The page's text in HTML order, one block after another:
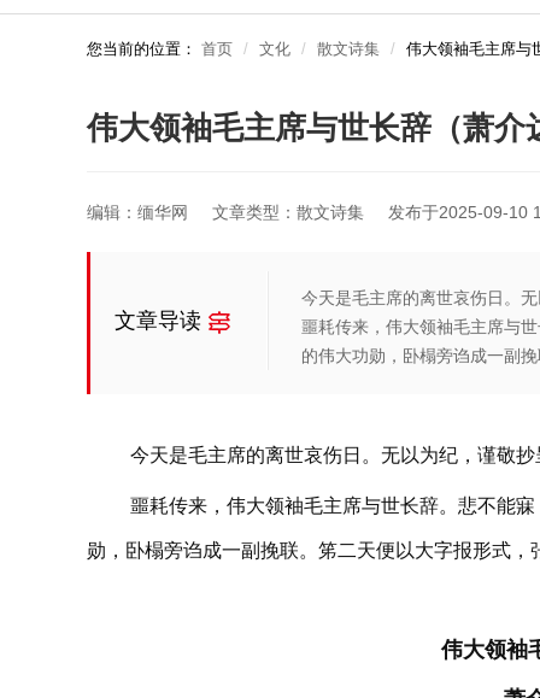
您当前的位置： 首页 文化 散文诗集 伟大领袖毛主席与
伟大领袖毛主席与世长辞（萧介
编辑：缅华网 文章类型：散文诗集 发布于2025-09-10
文章导读
今天是毛主席的离世哀伤日。
噩耗传来，伟大领袖毛主席与
的伟大功勋，卧榻旁诌成一副
今天是毛主席的离世哀伤日。无以为纪，谨敬
噩耗传来，伟大领袖毛主席与世长辞。悲不能
勋，卧榻旁诌成一副挽联。笫二天便以大字报形式
伟大领袖